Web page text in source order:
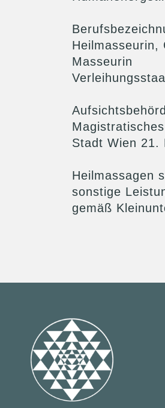
Heilmasseurin,
Masseurin
Stadt Wien 21.
Heilmassagen
sonstige
gemäß